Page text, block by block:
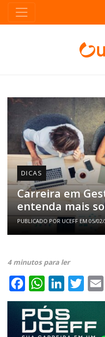
DICAS
Carreira em
entenda mais
PUBLICADO POR UCEFF EM 05/
4 minutos para ler
Facebook